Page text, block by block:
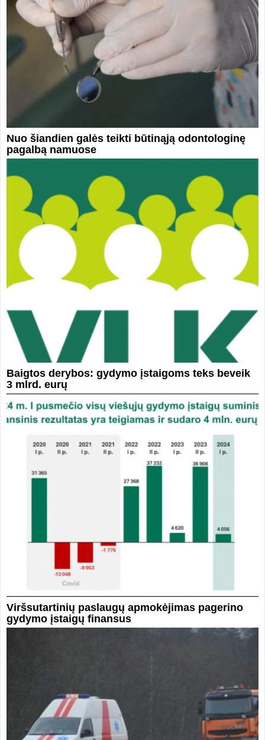
Nuo šiandien galės teikti būtinąją odontologinę
pagalbą namuose
Baigtos derybos: gydymo įstaigoms teks beveik
3 mlrd. eurų
Viršsutartinių paslaugų apmokėjimas pagerino
gydymo įstaigų finansus